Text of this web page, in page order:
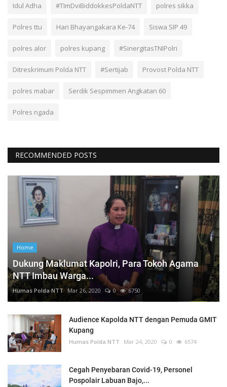
Idul Adha #TImDviBiddokkesPoldaNTT polres sikka
Polres ttu Hari Bhayangakara Ke-74 Siswa SIP 49
polres alor polres kupang #SinergitasTNIPolri
Ditreskrimum Polda NTT #Sertijab Provost Polda NTT
polres mabar Serdik Sespimmen Angkatan 60
Polres ngada
RECOMMENDED POSTS
Home
Dukung Maklumat Kapolri, Para Tokoh Agama
NTT Imbau Warga...
Humas Polda NTT Mar 26, 2020 0 6750
Audience Kapolda NTT dengan Pemuda GMIT
Kupang
Humas Polda NTT Mar 24, 2020 0 6574
Cegah Penyebaran Covid-19, Personel
Pospolair Labuan Bajo,...